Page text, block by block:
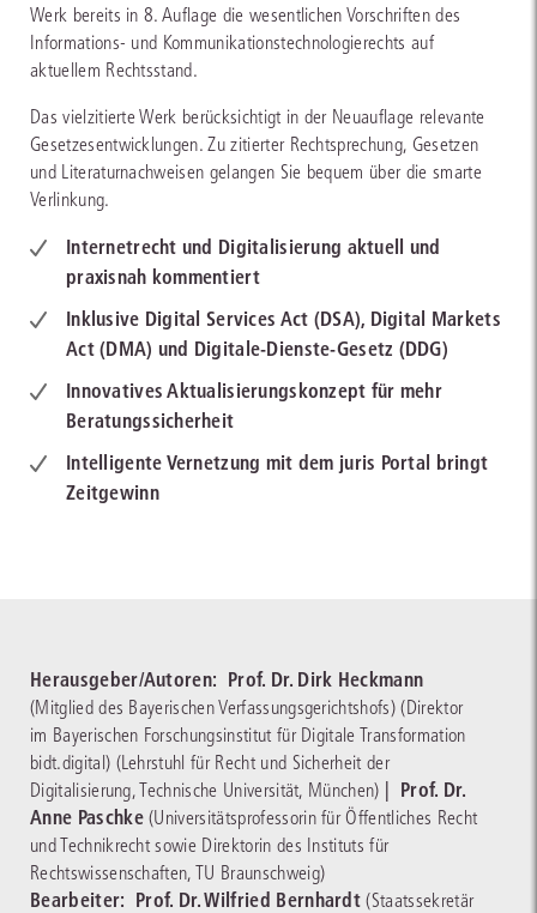
Werk bereits in 8. Auflage die wesentlichen Vorschriften des
Informations- und Kommunikationstechnologierechts auf
aktuellem Rechtsstand.
Das vielzitierte Werk berücksichtigt in der Neuauflage relevante
Gesetzesentwicklungen. Zu zitierter Rechtsprechung, Gesetzen
und Literaturnachweisen gelangen Sie bequem über die smarte
Verlinkung.
Internetrecht und Digitalisierung aktuell und
praxisnah kommentiert
Inklusive Digital Services Act (DSA), Digital Markets
Act (DMA) und Digitale-Dienste-Gesetz (DDG)
Innovatives Aktualisierungskonzept für mehr
Beratungssicherheit
Intelligente Vernetzung mit dem juris Portal bringt
Zeitgewinn
Herausgeber/Autoren: Prof. Dr. Dirk Heckmann
(Mitglied des Bayerischen Verfassungsgerichtshofs) (Direktor
im Bayerischen Forschungsinstitut für Digitale Transformation
bidt.digital) (Lehrstuhl für Recht und Sicherheit der
Digitalisierung, Technische Universität, München) | Prof. Dr.
Anne Paschke (Universitätsprofessorin für Öffentliches Recht
und Technikrecht sowie Direktorin des Instituts für
Rechtswissenschaften, TU Braunschweig)
Bearbeiter: Prof. Dr. Wilfried Bernhardt (Staatssekretär